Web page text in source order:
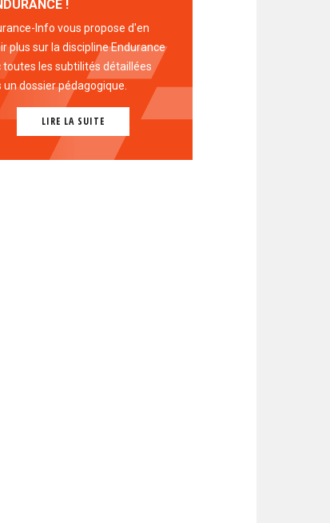
!
Info vous propose d'en
plus sur la discipline Endurance
toutes les subtilités détaillées
un dossier pédagogique.
LIRE LA SUITE